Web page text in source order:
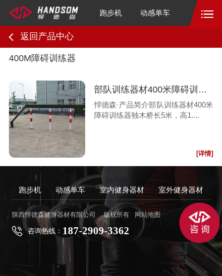
跑步机 动感单车
返回产品中心
400M障碍训练器
部队训练器材400米障碍训练器独木桥
悍德森·产品简介部队训练器材400米
障碍训练器独木桥长5米，高1....
[详情]
跑步机 动感单车 室内健身器材 室外健身器材
陕西悍德森健身器材有限公司 版权所有 网站地图
咨询热线： 187-2909-3362